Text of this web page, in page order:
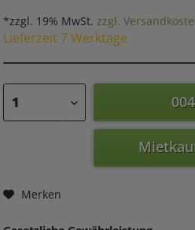
*zzgl. 19% MwSt. zzgl.
Lieferzeit 7 Werktage
Merken